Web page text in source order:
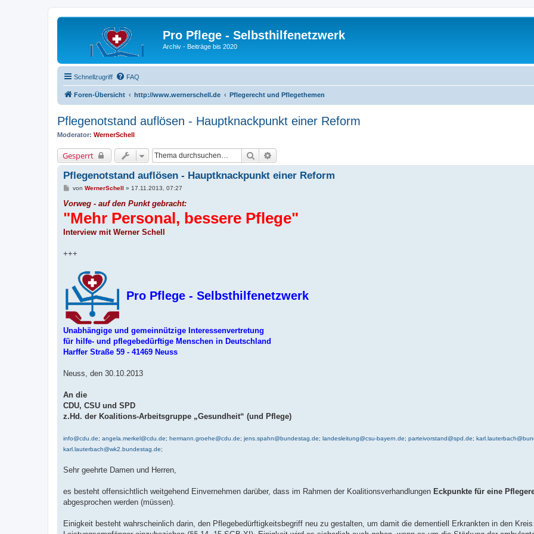
Pro Pflege - Selbsthilfenetzwerk
Archiv - Beiträge bis 2020
Schnellzugriff FAQ
Foren-Übersicht http://www.wernerschell.de Pflegerecht und Pflegethemen
Pflegenotstand auflösen - Hauptknackpunkt einer Reform
Moderator: WernerSchell
Gesperrt Suche
Pflegenotstand auflösen - Hauptknackpunkt einer Reform
B
i
a
g
von WernerSchell » 17.11.2013, 07:27
Vorweg - auf den Punkt gebracht:
"Mehr Personal, bessere Pflege"
Interview mit Werner Schell
+++
Pro Pflege - Selbsthilfenetzwerk
Unabhängige und gemeinnützige Interessenvertretung
für hilfe- und pflegebedürftige Menschen in Deutschland
Harffer Straße 59 - 41469 Neuss
Neuss, den 30.10.2013
An die
CDU, CSU und SPD
z.Hd. der Koalitions-Arbeitsgruppe „Gesundheit“ (und Pflege)
info@cdu.de; angela.merkel@cdu.de; hermann.groehe@cdu.de; jens.spahn@bundestag.de; landesleitung@csu-bayern.de; parteivorstand@spd.de;
karl.lauterbach@wk2.bundestag.de;
Sehr geehrte Damen und Herren,
es besteht offensichtlich weitgehend Einvernehmen darüber, dass im Rahmen der Koalitionsverhandlungen Eckpunkte für eine
abgesprochen werden (müssen).
Einigkeit besteht wahrscheinlich darin, den Pflegebedürftigkeitsbegriff neu zu gestalten, um damit die dementiell Erkrankten in den